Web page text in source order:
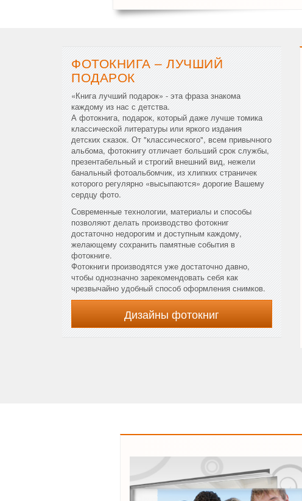
ФОТОКНИГА – ЛУЧШИЙ
ПОДАРОК
«Книга лучший подарок» - эта фраза знакома
каждому из нас с детства.
А фотокнига, подарок, который даже лучше томика
классической литературы или яркого издания
детских сказок. От "классического", всем привычного
альбома, фотокнигу отличает больший срок службы,
презентабельный и строгий внешний вид, нежели
банальный фотоальбомчик, из хлипких страничек
которого регулярно «высыпаются» дорогие Вашему
сердцу фото.
Современные технологии, материалы и способы
позволяют делать производство фотокниг
достаточно недорогим и доступным каждому,
желающему сохранить памятные события в
фотокниге.
Фотокниги производятся уже достаточно давно,
чтобы однозначно зарекомендовать себя как
чрезвычайно удобный способ оформления снимков.
Дизайны фотокниг